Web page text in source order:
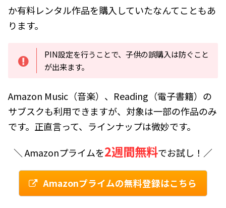
か有料レンタル作品を購入していたなんてこともあ
ります。
PIN設定を行うことで、子供の誤購入は防ぐこと
が出来ます。
Amazon Music（音楽）、Reading（電子書籍）の
サブスクも利用できますが、対象は一部の作品のみ
です。正直言って、ラインナップは微妙です。
＼ Amazonプライムを2週間無料でお試し！／
Amazonプライムの無料登録はこちら